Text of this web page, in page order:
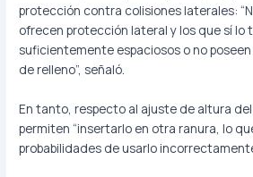
protección contra colisiones laterales:
ofrecen protección lateral y los que sí lo
suficientemente espaciosos o no
de relleno”, señaló.
En tanto, respecto al ajuste de altura
permiten “insertarlo en otra ranura, lo
probabilidades de usarlo